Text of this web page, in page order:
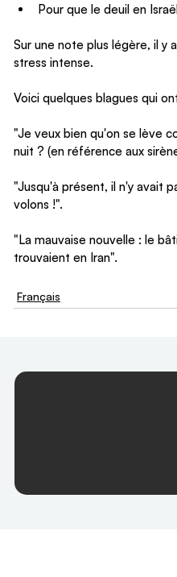
Pour que le deuil en
Sur une note plus légère, il y
stress intense.
Voici quelques blagues qui
"Je veux bien qu'on se lève
nuit ? (en référence aux
"Jusqu'à présent, il n'y avait
volons !".
"La mauvaise nouvelle : le
trouvaient en Iran".
Français